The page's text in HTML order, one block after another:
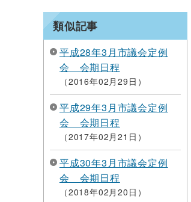
類似記事
平成28年3月市議会定例
会 会期日程
2016年02月29日
平成29年3月市議会定例
会 会期日程
2017年02月21日
平成30年3月市議会定例
会 会期日程
2018年02月20日